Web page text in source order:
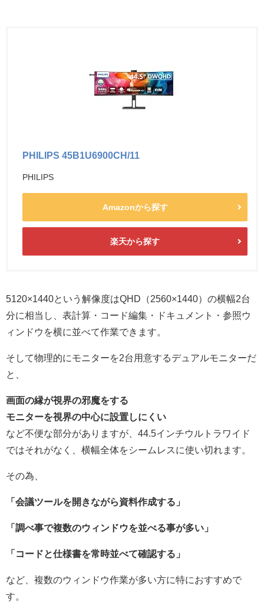
PHILIPS 45B1U6900CH/11
PHILIPS
Amazonから探す
楽天から探す
5120×1440という解像度はQHD（2560×1440）の横幅2台
分に相当し、表計算・コード編集・ドキュメント・参照ウ
ィンドウを横に並べて作業できます。
そして物理的にモニターを2台用意するデュアルモニターだ
と、
画面の縁が視界の邪魔をする
モニターを視界の中心に設置しにくい
など不便な部分がありますが、44.5インチウルトラワイド
ではそれがなく、横幅全体をシームレスに使い切れます。
その為、
「会議ツールを開きながら資料作成する」
「調べ事で複数のウィンドウを並べる事が多い」
「コードと仕様書を常時並べて確認する」
など、複数のウィンドウ作業が多い方に特におすすめで
す。